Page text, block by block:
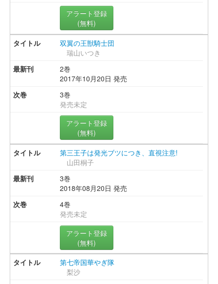
アラート登録
(無料)
双翼の王獣騎士団
瑞山いつき
2巻
2017年10月20日 発売
3巻
発売未定
アラート登録
(無料)
第三王子は発光ブツにつき、直視注意!
山田桐子
3巻
2018年08月20日 発売
4巻
発売未定
アラート登録
(無料)
第七帝国華やぎ隊
梨沙